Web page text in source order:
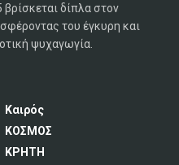
δίπλα στον
του έγκυρη και
ψυχαγωγία.
Καιρός
ΚΟΣΜΟΣ
ΚΡΗΤΗ